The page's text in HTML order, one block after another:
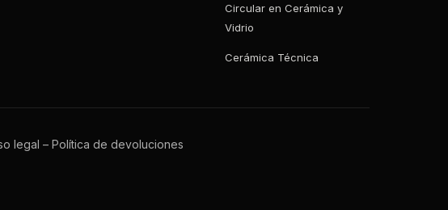
Circular en Cerámica y
Vidrio
Cerámica Técnica
legal – Política de devoluciones